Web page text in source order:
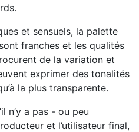
et sensuels, la palette
franches et les qualités
de la variation et
exprimer des tonalités
la plus transparente.
n’y a pas - ou peu
et l’utilisateur final,